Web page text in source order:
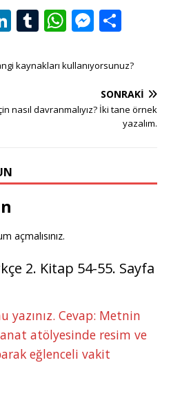
Li
k
dI
T
m
r
W
at
A
M
ss
e
n
r
ar
e
kaynakları kullanıyorsunuz?
SONRAKI
nasıl davranmalıyız? İki tane örnek
yazalım.
açmalısınız.
2. Kitap 54-55. Sayfa
yazınız. Cevap: Metnin
atölyesinde resim ve
eğlenceli vakit